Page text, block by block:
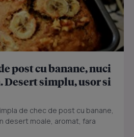
post cu banane, nuci
Desert simplu, usor si
de chec de post cu banane,
desert moale, aromat, fara